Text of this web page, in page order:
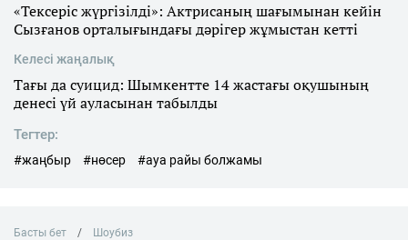
«Тексеріс жүргізілді»: Актрисаның шағымынан кейін
Сызғанов орталығындағы дәрігер жұмыстан кетті
Келесі жаңалық
Тағы да суицид: Шымкентте 14 жастағы оқушының
денесі үй ауласынан табылды
Тегтер:
#жаңбыр #нөсер #ауа райы болжамы
Басты бет Шоубиз